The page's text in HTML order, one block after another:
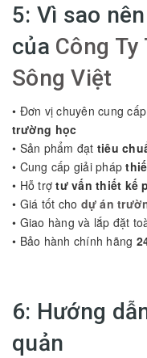
5: Vì sao
của Công
Sông Việt
• Đơn vị chuyên cung
trường học
• Sản phẩm đạt tiêu
• Cung cấp giải pháp
• Hỗ trợtư vấn thiết kế
• Giá tốt cho dự án
• Giao hàng và lắp đặt
• Bảo hành chính hãng
6: Hướng
quản